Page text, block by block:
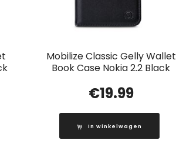
Mobilize Classic Gelly Wallet
Book Case Nokia 2.2 Black
€19.99
In winkelwagen